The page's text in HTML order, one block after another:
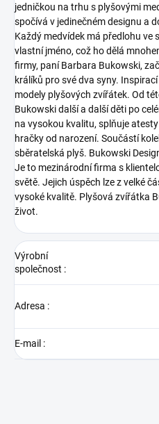
jedničkou na trhu s plyšovými
spočívá v jedinečném designu a
Každý medvídek má předlohu ve
vlastní jméno, což ho dělá
firmy, paní Barbara Bukowski,
králíků pro své dva syny.
modely plyšových zvířátek. Od
Bukowski další a další děti po
na vysokou kvalitu, splňuje
hračky od narození. Součástí
sběratelská plyš. Bukowski
Je to mezinárodní firma s
světě. Jejich úspěch lze z velké
vysoké kvalitě. Plyšová zvířátka
život.
Výrobní
společnost :
Adresa :
E-mail :